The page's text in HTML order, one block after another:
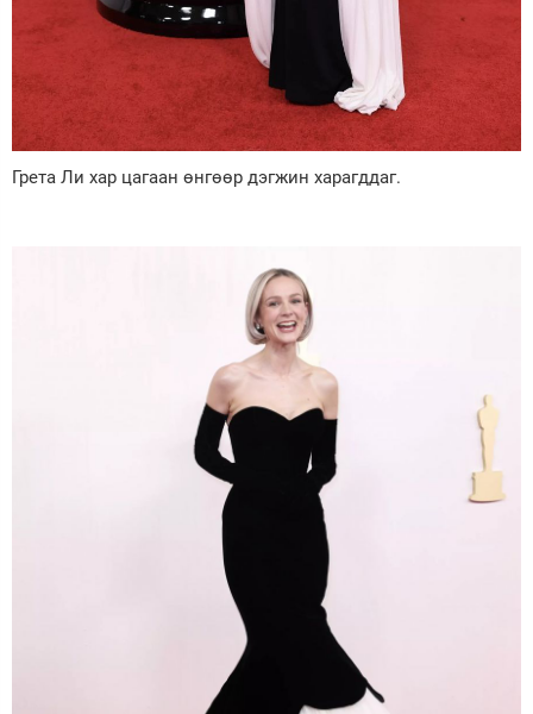
Грета Ли хар цагаан өнгөөр дэгжин харагддаг.